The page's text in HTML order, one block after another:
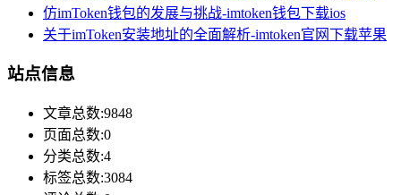
仿imToken钱包的发展与挑战-imtoken钱包下载ios
关于imToken安装地址的全面解析-imtoken官网下载苹果
站点信息
文章总数:9848
页面总数:0
分类总数:4
标签总数:3084